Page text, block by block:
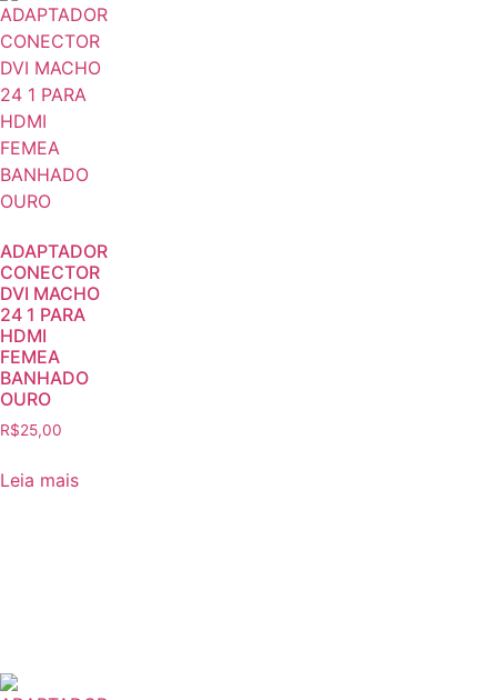
ADAPTADOR
CONECTOR
DVI MACHO
24 1 PARA
HDMI
FEMEA
BANHADO
OURO
R$25,00
Leia mais